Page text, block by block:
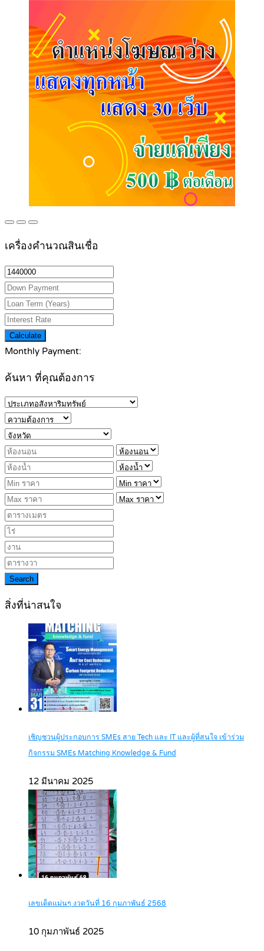
เครื่องคำนวณสินเชื่อ
Calculate
Monthly Payment:
ค้นหา ที่คุณต้องการ
Search
สิ่งที่น่าสนใจ
เชิญชวนผู้ประกอบการ SMEs สาย Tech และ IT และผู้ที่สนใจ เข้าร่วม
กิจกรรม SMEs Matching Knowledge & Fund
12 มีนาคม 2025
เลขเด็ดแม่นๆ งวดวันที่ 16 กุมภาพันธ์ 2568
10 กุมภาพันธ์ 2025